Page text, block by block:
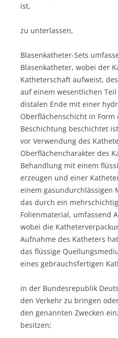
ist,
zu unterlassen,
Blasenkatheter-Sets
Blasenkatheter, wobei der
Katheterschaft aufweist,
auf einem wesentlichen
distalen Ende mit einer
Oberflächenschicht in
Beschichtung beschichtet
vor Verwendung des
Oberflächencharakter des
Behandlung mit einem
erzeugen und einer
einem gasundurchlässigen
das durch ein
Folienmaterial, umfassend
wobei die
Aufnahme des Katheters
das flüssige
eines gebrauchsfertigen
in der Bundesrepublik
den Verkehr zu bringen
den genannten Zwecken
besitzen;